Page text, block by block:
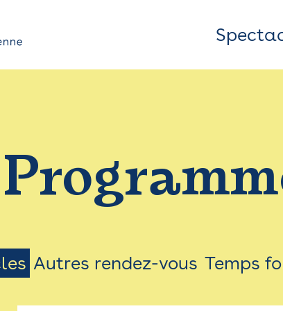
Top
Bar
Menu
Autres rendez-vous Temps